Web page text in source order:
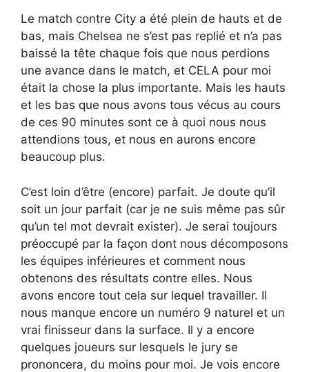
Le match contre City a été plein de hauts et de
bas, mais Chelsea ne s’est pas replié et n’a pas
baissé la tête chaque fois que nous perdions
une avance dans le match, et CELA pour moi
était la chose la plus importante. Mais les hauts
et les bas que nous avons tous vécus au cours
de ces 90 minutes sont ce à quoi nous nous
attendions tous, et nous en aurons encore
beaucoup plus.
C’est loin d’être (encore) parfait. Je doute qu’il
soit un jour parfait (car je ne suis même pas sûr
qu’un tel mot devrait exister). Je serai toujours
préoccupé par la façon dont nous décomposons
les équipes inférieures et comment nous
obtenons des résultats contre elles. Nous
avons encore tout cela sur lequel travailler. Il
nous manque encore un numéro 9 naturel et un
vrai finisseur dans la surface. Il y a encore
quelques joueurs sur lesquels le jury se
prononcera, du moins pour moi. Je vois encore